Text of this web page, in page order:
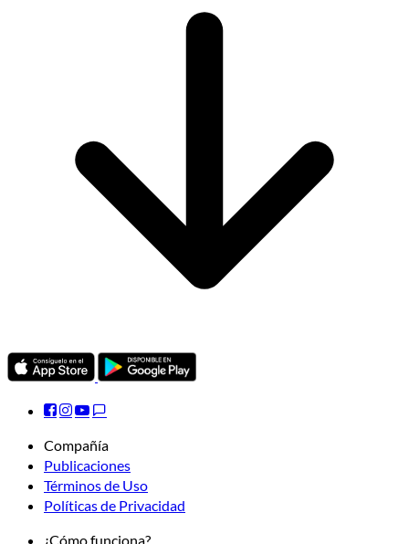
Compañía
Publicaciones
Términos de Uso
Políticas de Privacidad
¿Cómo funciona?